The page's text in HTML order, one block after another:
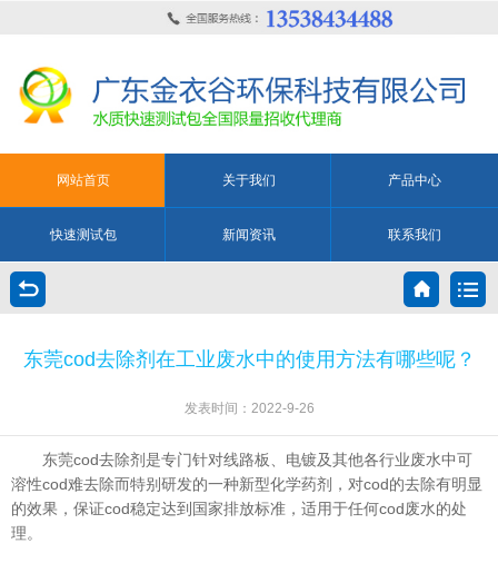
网站首页 关于我们 产品中心
快速测试包 新闻资讯 联系我们
东莞cod去除剂在工业废水中的使用方法有哪些呢？
发表时间：2022-9-26
东莞cod去除剂是专门针对线路板、电镀及其他各行业废水中可
溶性cod难去除而特别研发的一种新型化学药剂，对cod的去除有明显
的效果，保证cod稳定达到国家排放标准，适用于任何cod废水的处
理。